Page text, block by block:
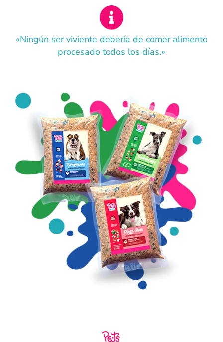
«Ningún ser viviente debería de comer alimento
procesado todos los días.»